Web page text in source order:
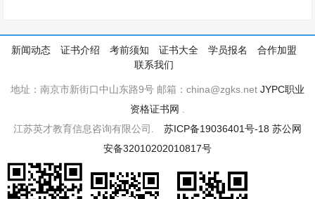
新闻动态 证书介绍 考前须知 证书大全 学员报名
合作加盟
联系我们
地址：南京市新街口中山东路9号 邮箱：china@zgks.net JYPC职业
资格证书网
江苏英才教育信息咨询有限公司. 苏ICP备19036401号-18 苏公网
安备32010202010817号